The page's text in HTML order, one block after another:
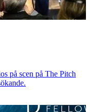
på scen på The Pitch